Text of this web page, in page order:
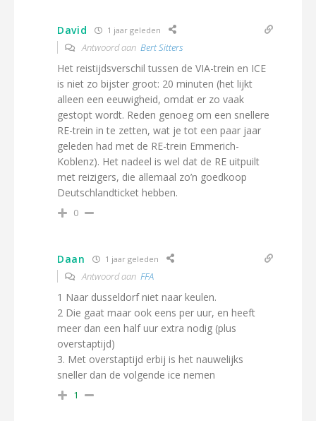
David 1 jaar geleden
Antwoord aan Bert Sitters
Het reistijdsverschil tussen de VIA-trein en ICE
is niet zo bijster groot: 20 minuten (het lijkt
alleen een eeuwigheid, omdat er zo vaak
gestopt wordt. Reden genoeg om een snellere
RE-trein in te zetten, wat je tot een paar jaar
geleden had met de RE-trein Emmerich-
Koblenz). Het nadeel is wel dat de RE uitpuilt
met reizigers, die allemaal zo’n goedkoop
Deutschlandticket hebben.
0
Daan 1 jaar geleden
Antwoord aan FFA
1 Naar dusseldorf niet naar keulen.
2 Die gaat maar ook eens per uur, en heeft
meer dan een half uur extra nodig (plus
overstaptijd)
3. Met overstaptijd erbij is het nauwelijks
sneller dan de volgende ice nemen
1